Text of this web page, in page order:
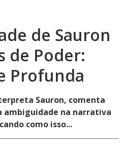
de Sauron
de Poder:
Profunda
Sauron, comenta
ambiguidade na narrativa
como isso...